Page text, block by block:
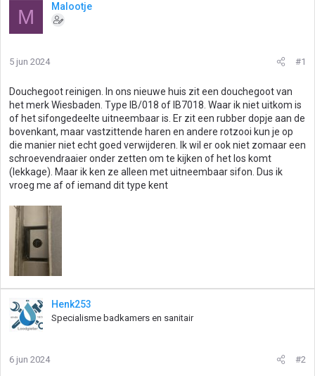
M Malootje
5 jun 2024 #1
Douchegoot reinigen. In ons nieuwe huis zit een douchegoot van
het merk Wiesbaden. Type IB/018 of IB7018. Waar ik niet uitkom is
of het sifongedeelte uitneembaar is. Er zit een rubber dopje aan de
bovenkant, maar vastzittende haren en andere rotzooi kun je op
die manier niet echt goed verwijderen. Ik wil er ook niet zomaar een
schroevendraaier onder zetten om te kijken of het los komt
(lekkage). Maar ik ken ze alleen met uitneembaar sifon. Dus ik
vroeg me af of iemand dit type kent
Henk253
Specialisme badkamers en sanitair
6 jun 2024 #2